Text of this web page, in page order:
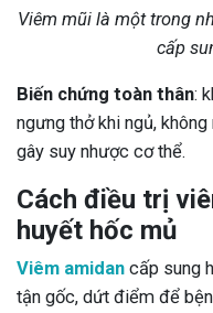
Viêm mũi là một trong
cấp
Biến chứng toàn thân:
ngưng thở khi ngủ,
gây suy nhược cơ thể.
Cách điều trị
huyết hốc mủ
Viêm amidan cấp sung
tận gốc, dứt điểm để